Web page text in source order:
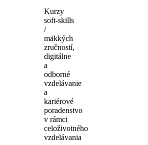
Kurzy
soft-skills
/
mäkkých
zručností,
digitálne
a
odborné
vzdelávanie
a
kariérové
poradenstvo
v rámci
celoživotného
vzdelávania